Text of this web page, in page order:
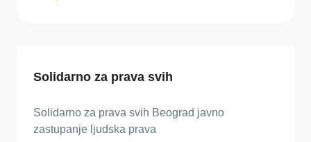
Solidarno za prava svih
Solidarno za prava svih Beograd javno
zastupanje ljudska prava